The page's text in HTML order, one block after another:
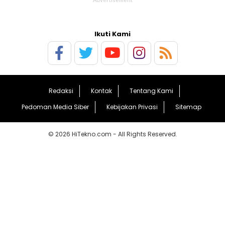
Ikuti Kami
Redaksi Kontak
Tentang Kami
Pedoman Media Siber
Kebijakan Privasi Sitemap
© 2026 HiTekno.com - All Rights Reserved.